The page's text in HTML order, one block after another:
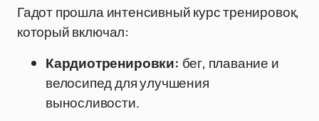
Гадот прошла интенсивный курс тренировок,
который включал:
Кардиотренировки: бег, плавание и
велосипед для улучшения
выносливости.